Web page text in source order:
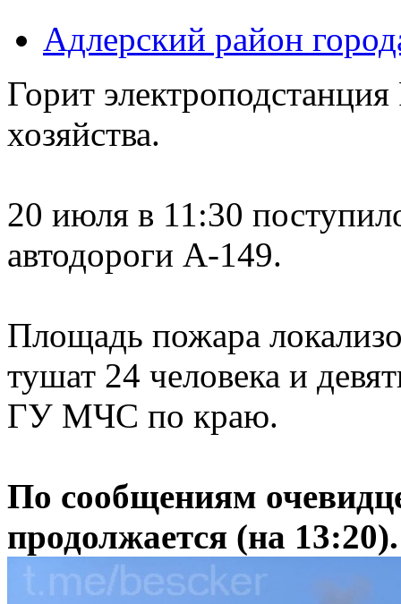
Адлерский район
Горит
хозяйства.
20 июля в 11:30
автодороги А-149.
Площадь пожара
тушат 24 человека и
ГУ МЧС по краю.
По сообщениям
продолжается (на 13:20).